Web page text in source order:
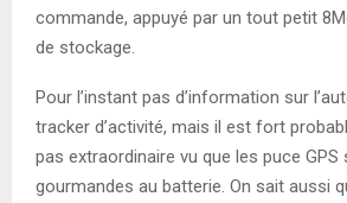
commande, appuyé par un tout petit
de stockage.
Pour l’instant pas d’information sur
tracker d’activité, mais il est fort
pas extraordinaire vu que les puce GPS
gourmandes au batterie. On sait aussi